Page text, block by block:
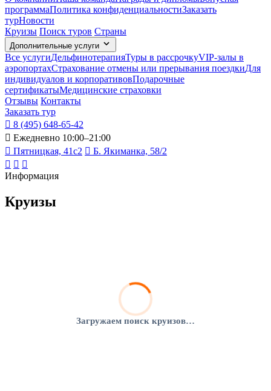
программаПолитика конфиденциальностиЗаказать
турНовости
Круизы Поиск туров Страны
Дополнительные услуги
Все услугиДельфинотерапияТуры в рассрочкуVIP-залы в
аэропортахСтрахование отмены или прерывания поездкиДля
индивидуалов и корпоративовПодарочные
сертификатыМедицинские страховки
Отзывы Контакты
Заказать тур
8 (495) 648-65-42
Ежедневно 10:00–21:00
Пятницкая, 41с2
Б. Якиманка, 58/2
Информация
Круизы
Загружаем поиск круизов…